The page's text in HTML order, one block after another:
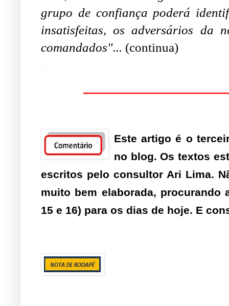
grupo de confiança poderá
insatisfeitas, os adversários da
comandados"... (continua)
.
Este artigo é o
no blog. Os textos
escritos pelo consultor Ari Lima.
muito bem elaborada,
15 e 16) para os dias de hoje. E